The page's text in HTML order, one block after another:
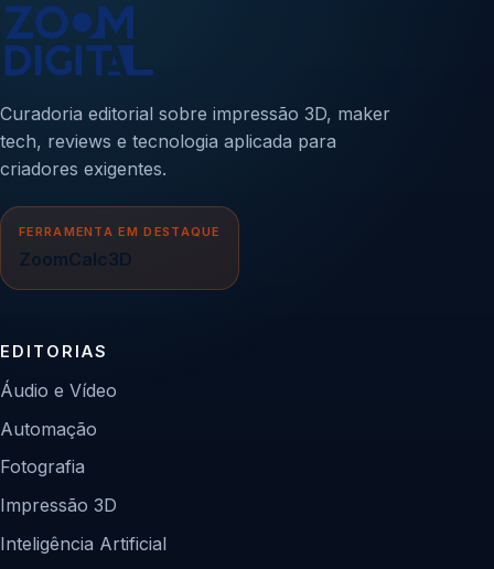
Curadoria editorial sobre impressão 3D, maker
tech, reviews e tecnologia aplicada para
criadores exigentes.
FERRAMENTA EM DESTAQUE
ZoomCalc3D
EDITORIAS
Áudio e Vídeo
Automação
Fotografia
Impressão 3D
Inteligência Artificial